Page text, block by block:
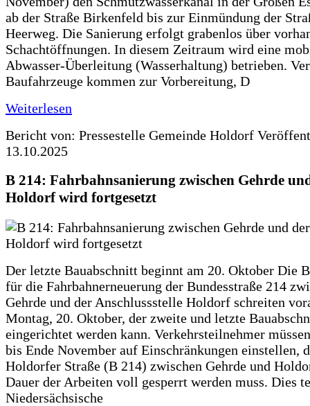
ab der Straße Birkenfeld bis zur Einmündung der
Heerweg. Die Sanierung erfolgt grabenlos über
Schachtöffnungen. In diesem Zeitraum wird eine
Abwasser-Überleitung (Wasserhaltung) betrieben.
Baufahrzeuge kommen zur Vorbereitung, D
Weiterlesen
Bericht von: Pressestelle Gemeinde Holdorf
13.10.2025
B 214: Fahrbahnsanierung zwischen Gehrde
Holdorf wird fortgesetzt
Der letzte Bauabschnitt beginnt am 20. Oktober Die
für die Fahrbahnerneuerung der Bundesstraße 214
Gehrde und der Anschlussstelle Holdorf schreiten
Montag, 20. Oktober, der zweite und letzte
eingerichtet werden kann. Verkehrsteilnehmer
bis Ende November auf Einschränkungen einstellen,
Holdorfer Straße (B 214) zwischen Gehrde und
Dauer der Arbeiten voll gesperrt werden muss. Dies
Niedersächsische